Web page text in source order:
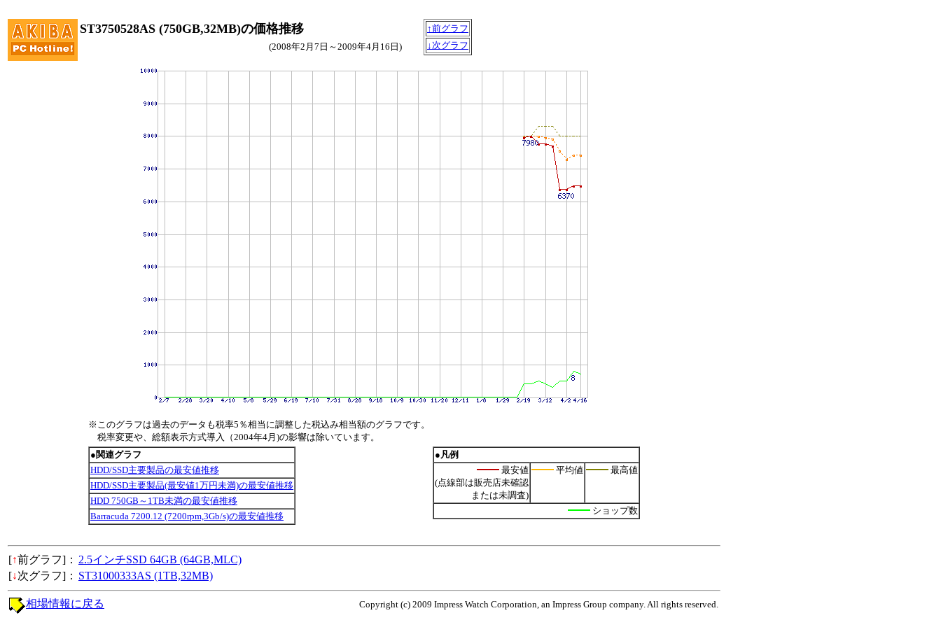
ST3750528AS (750GB,32MB)の価格推移
↑前グラフ
↓次グラフ
(2008年2月7日～2009年4月16日)
※このグラフは過去のデータも税率5％相当に調整した税込み相当額のグラフです。
税率変更や、総額表示方式導入（2004年4月)の影響は除いています。
●関連グラフ
HDD/SSD主要製品の最安値推移
HDD/SSD主要製品(最安値1万円未満)の最安値推移
HDD 750GB～1TB未満の最安値推移
Barracuda 7200.12 (7200rpm,3Gb/s)の最安値推移
●凡例
最安値
(点線部は販売店未確認
または未調査)
平均値 最高値
ショップ数
[↑前グラフ]： 2.5インチSSD 64GB (64GB,MLC)
[↓次グラフ]： ST31000333AS (1TB,32MB)
Copyright (c) 2009 Impress Watch Corporation, an Impress Group company. All rights reserved.
相場情報に戻る